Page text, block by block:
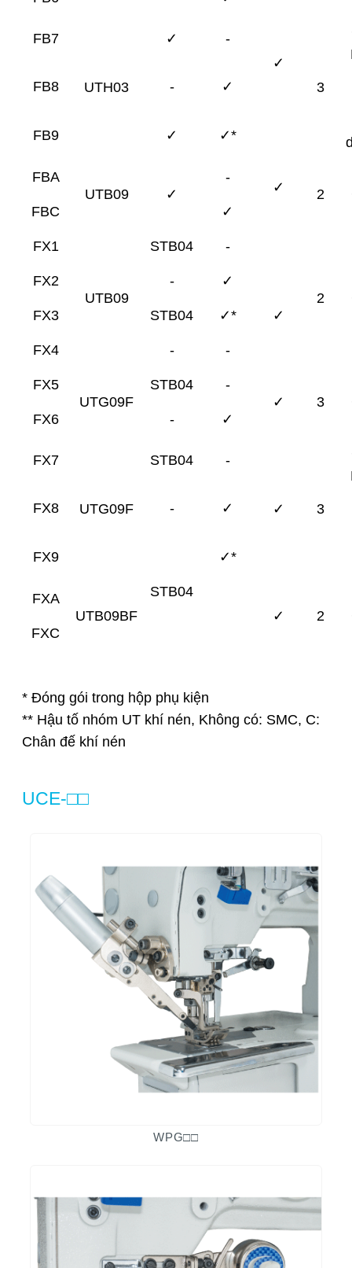
FB7
UTH03
✓
-
✓
3
FB8 - ✓
FB9 ✓ ✓*
✓
FBA
UTB09
✓
-
2
FBC
✓
FX1
UTB09
STB04 -
2
FX2 - ✓
✓
FX3 STB04 ✓*
FX4 - -
FX5
UTG09F
STB04
-
✓
3
FX6
- ✓
FX7
UTG09F
STB04 -
✓ 3
FX8 - ✓
FX9
STB04
✓*
FXA
UTB09BF
✓ 2
FXC
* Đóng gói trong hộp phụ kiện
** Hậu tố nhóm UT khí nén, Không có: SMC, C:
Chân đế khí nén
UCE-□□
WPG□□